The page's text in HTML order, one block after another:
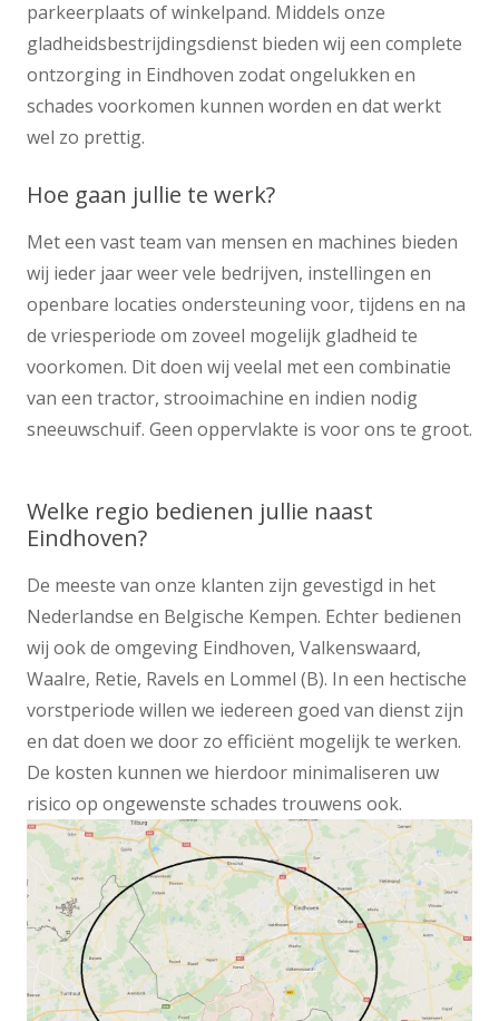
parkeerplaats of winkelpand. Middels onze
gladheidsbestrijdingsdienst bieden wij een complete
ontzorging in Eindhoven zodat ongelukken en
schades voorkomen kunnen worden en dat werkt
wel zo prettig.
Hoe gaan jullie te werk?
Met een vast team van mensen en machines bieden
wij ieder jaar weer vele bedrijven, instellingen en
openbare locaties ondersteuning voor, tijdens en na
de vriesperiode om zoveel mogelijk gladheid te
voorkomen. Dit doen wij veelal met een combinatie
van een tractor, strooimachine en indien nodig
sneeuwschuif. Geen oppervlakte is voor ons te groot.
Welke regio bedienen jullie naast
Eindhoven?
De meeste van onze klanten zijn gevestigd in het
Nederlandse en Belgische Kempen. Echter bedienen
wij ook de omgeving Eindhoven, Valkenswaard,
Waalre, Retie, Ravels en Lommel (B). In een hectische
vorstperiode willen we iedereen goed van dienst zijn
en dat doen we door zo efficiënt mogelijk te werken.
De kosten kunnen we hierdoor minimaliseren uw
risico op ongewenste schades trouwens ook.